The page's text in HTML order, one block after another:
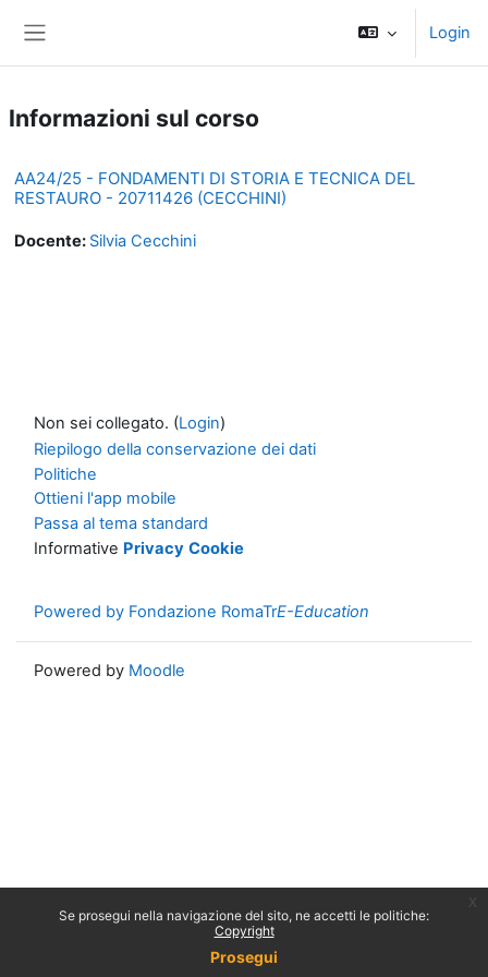
Se prosegui nella navigazione del sito, ne accetti le politiche:
Copyright
Prosegui
Login
Informazioni sul corso
AA24/25 - FONDAMENTI DI STORIA E TECNICA DEL
RESTAURO - 20711426 (CECCHINI)
Docente: Silvia Cecchini
Non sei collegato. (Login)
Riepilogo della conservazione dei dati
Politiche
Ottieni l'app mobile
Passa al tema standard
Informative Privacy Cookie
Powered by Fondazione RomaTrE-Education
Powered by Moodle